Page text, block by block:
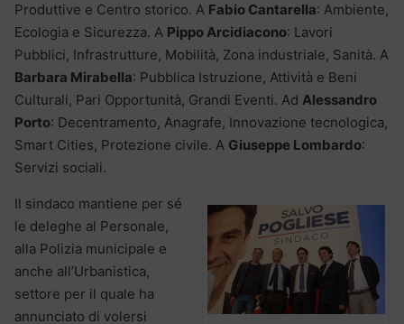
Produttive e Centro storico. A Fabio Cantarella: Ambiente,
Ecologia e Sicurezza. A Pippo Arcidiacono: Lavori
Pubblici, Infrastrutture, Mobilità, Zona industriale, Sanità. A
Barbara Mirabella: Pubblica Istruzione, Attività e Beni
Culturali, Pari Opportunità, Grandi Eventi. Ad Alessandro
Porto: Decentramento, Anagrafe, Innovazione tecnologica,
Smart Cities, Protezione civile. A Giuseppe Lombardo:
Servizi sociali.
Il sindaco mantiene per sé
le deleghe al Personale,
alla Polizia municipale e
anche all’Urbanistica,
settore per il quale ha
annunciato di volersi